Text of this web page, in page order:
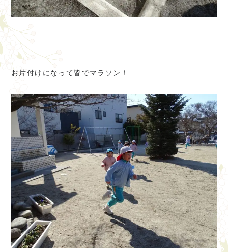
お片付けになって皆でマラソン！